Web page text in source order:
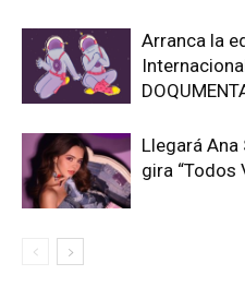
Arranca la
Llegará Ana
gira “Todos